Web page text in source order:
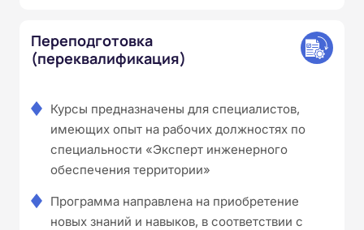
Переподготовка
(переквалификация)
Курсы предназначены для специалистов,
имеющих опыт на рабочих должностях по
специальности «Эксперт инженерного
обеспечения территории»
Программа направлена на приобретение
новых знаний и навыков, в соответствии с